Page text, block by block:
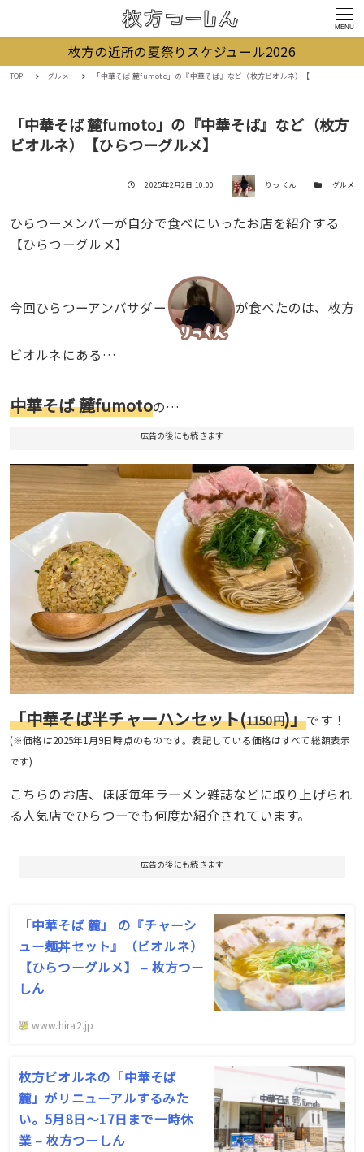
MENU
枚方の近所の夏祭りスケジュール2026
TOP グルメ 「中華そば 麓fumoto」の『中華そば』など（枚方ビオルネ）【ひらつーグルメ】
「中華そば 麓fumoto」の『中華そば』など（枚方
ビオルネ）【ひらつーグルメ】
投稿日
2025年2月2日 10:00 著者 りっ くん カテゴリー
グルメ
ひらつーメンバーが自分で食べにいったお店を紹介する
【ひらつーグルメ】
今回ひらつーアンバサダー が食べたのは、枚方
ビオルネにある…
中華そば 麓fumotoの…
広告の後にも続きます
「中華そば半チャーハンセット(1150円)」です！
(※価格は2025年1月9日時点のものです。表記している価格はすべて総額表示
です)
こちらのお店、ほぼ毎年ラーメン雑誌などに取り上げられ
る人気店でひらつーでも何度か紹介されています。
広告の後にも続きます
「中華そば 麓」 の『チャーシ
ュー麺丼セット』（ビオルネ）
【ひらつーグルメ】 – 枚方つー
しん
www.hira2.jp
枚方ビオルネの「中華そば
麓」がリニューアルするみた
い。5月8日〜17日まで一時休
業 – 枚方つーしん